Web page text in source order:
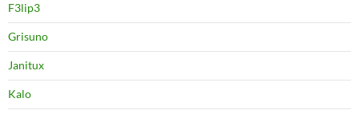
F3lip3
Grisuno
Janitux
Kalo